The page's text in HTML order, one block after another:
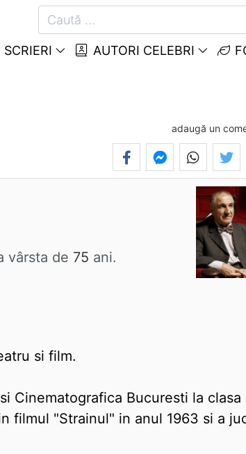
SCRIERI AUTORI CELEBRI
adaugă un
vârsta de 75 ani.
si film.
Cinematografica Bucuresti la clasa
filmul "Strainul" in anul 1963 si a